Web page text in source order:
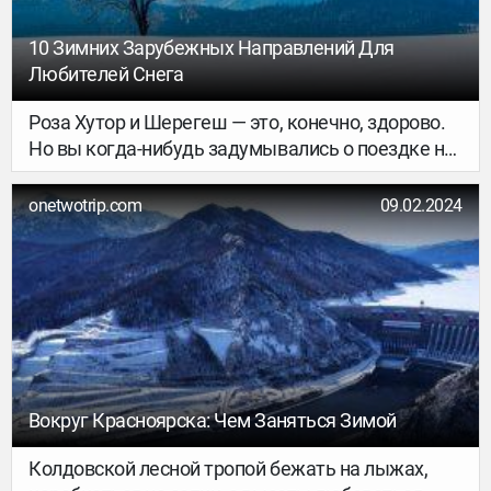
мы подкинем вам 5 крутых идей.
10 Зимних Зарубежных Направлений Для
Любителей Снега
Роза Хутор и Шерегеш — это, конечно, здорово.
Но вы когда-нибудь задумывались о поездке на
горнолыжные курорты Индии или Японии?
Выбрали 10 не самых очевидных для русского
туриста локаций для зимнего отдыха, где можно
не только кататься на сноуборде, но и просто
созерцать бесконечные снежные покровы и
ловить дзен.
onetwotrip.com 09.02.2024
Вокруг Красноярска: Чем Заняться Зимой
Колдовской лесной тропой бежать на лыжах,